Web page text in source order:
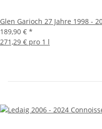
Glen Garioch 27 Jahre 1998 -
189,90 € *
271,29 € pro 1 l